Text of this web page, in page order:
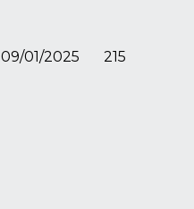
09/01/2025 215